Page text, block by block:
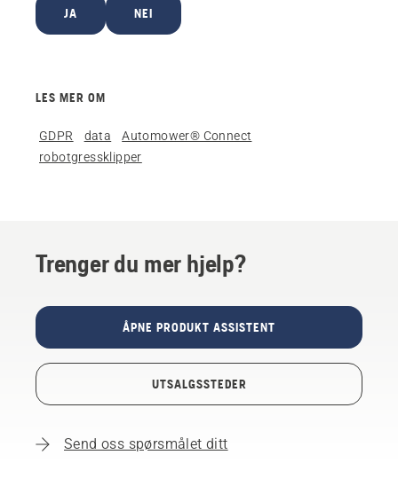
JA NEI
LES MER OM
GDPR data
Automower® Connect
robotgressklipper
Trenger du mer hjelp?
ÅPNE PRODUKT ASSISTENT
UTSALGSSTEDER
Send oss spørsmålet ditt